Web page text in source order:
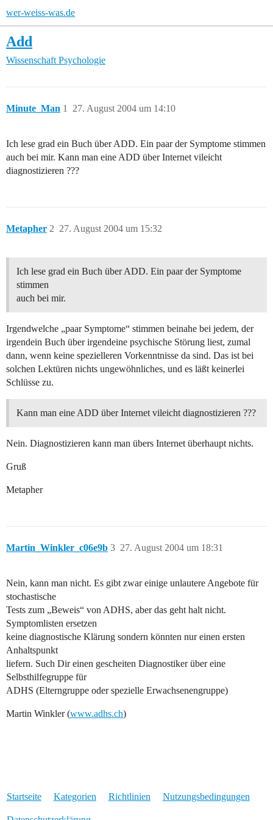
wer-weiss-was.de
Add
Wissenschaft Psychologie
Minute_Man 27. August 2004 um 14:10
1
Ich lese grad ein Buch über ADD. Ein paar der Symptome stimmen
auch bei mir. Kann man eine ADD über Internet vileicht
diagnostizieren ???
Metapher 27. August 2004 um 15:32
2
Ich lese grad ein Buch über ADD. Ein paar der Symptome
stimmen
auch bei mir.
Irgendwelche „paar Symptome“ stimmen beinahe bei jedem, der
irgendein Buch über irgendeine psychische Störung liest, zumal
dann, wenn keine spezielleren Vorkenntnisse da sind. Das ist bei
solchen Lektüren nichts ungewöhnliches, und es läßt keinerlei
Schlüsse zu.
Kann man eine ADD über Internet vileicht diagnostizieren ???
Nein. Diagnostizieren kann man übers Internet überhaupt nichts.
Gruß
Metapher
Martin_Winkler_c06e9b 27. August 2004 um 18:31
3
Nein, kann man nicht. Es gibt zwar einige unlautere Angebote für
stochastische
Tests zum „Beweis“ von ADHS, aber das geht halt nicht.
Symptomlisten ersetzen
keine diagnostische Klärung sondern könnten nur einen ersten
Anhaltspunkt
liefern. Such Dir einen gescheiten Diagnostiker über eine
Selbsthilfegruppe für
ADHS (Elterngruppe oder spezielle Erwachsenengruppe)
Martin Winkler (www.adhs.ch)
Startseite Kategorien Richtlinien Nutzungsbedingungen